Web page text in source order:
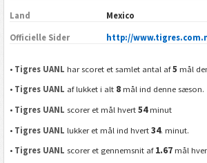
Land Mexico
Officielle Sider http://
• Tigres UANL har scoret et samlet antal af5 mål
• Tigres UANL af lukket i alt 8 mål ind denne sæson.
• Tigres UANL scorer et mål hvert54minut
• Tigres UANL lukker et mål ind hvert34. minut.
• Tigres UANL scorer et gennemsnit af 1.67 mål